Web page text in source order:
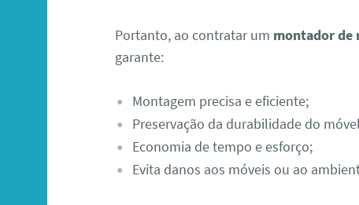
Portanto, ao contratar um montador de
garante:
Montagem precisa e eficiente;
Preservação da durabilidade do
Economia de tempo e esforço;
Evita danos aos móveis ou ao